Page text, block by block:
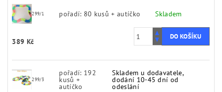
299/1 pořadí: 80 kusů + autíčko Skladem
389 Kč
299/3
pořadí: 192
kusů +
autíčko
Skladem u dodavatele,
dodání 10-45 dní od
odeslání